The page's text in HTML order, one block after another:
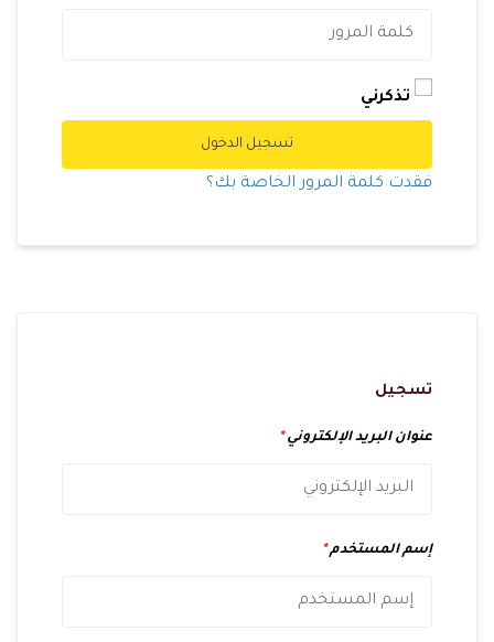
تذكرني
تسجيل الدخول
فقدت كلمة المرور الخاصة بك؟
تسجيل
عنوان البريد الإلكتروني*
إسم المستخدم*